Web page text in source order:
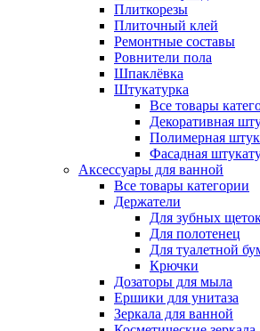
Плиткорезы
Плиточный клей
Ремонтные составы
Ровнители пола
Шпаклёвка
Штукатурка
Все товары
Декоративная
Полимерная
Фасадная
Аксессуары для ванной
Все товары категории
Держатели
Для зубных
Для полотенец
Для туалетной
Крючки
Дозаторы для мыла
Ершики для унитаза
Зеркала для ванной